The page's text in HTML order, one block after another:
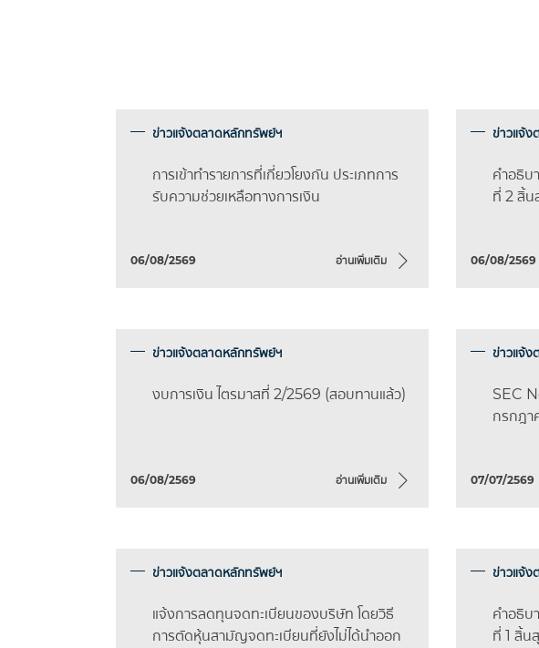
ข่าวแจ้งตลาดหลักทรัพย์ฯ
การเข้าทำรายการที่เกี่ยวโยงกัน ประเภทการ
รับความช่วยเหลือทางการเงิน
06/08/2569 อ่านเพิ่มเติม
ข่าวแจ้
คำอธิบ
ที่ 2 สิ้น
06/08/2569
ข่าวแจ้งตลาดหลักทรัพย์ฯ
งบการเงิน ไตรมาสที่ 2/2569 (สอบทานแล้ว)
06/08/2569 อ่านเพิ่มเติม
ข่าวแจ้
SEC
กรกฎา
07/07/2569
ข่าวแจ้งตลาดหลักทรัพย์ฯ
แจ้งการลดทุนจดทะเบียนของบริษัท โดยวิธี
การตัดหุ้นสามัญจดทะเบียนที่ยังไม่ได้นำออก
ข่าวแจ้
คำอธิบ
ที่ 1 สิ้น